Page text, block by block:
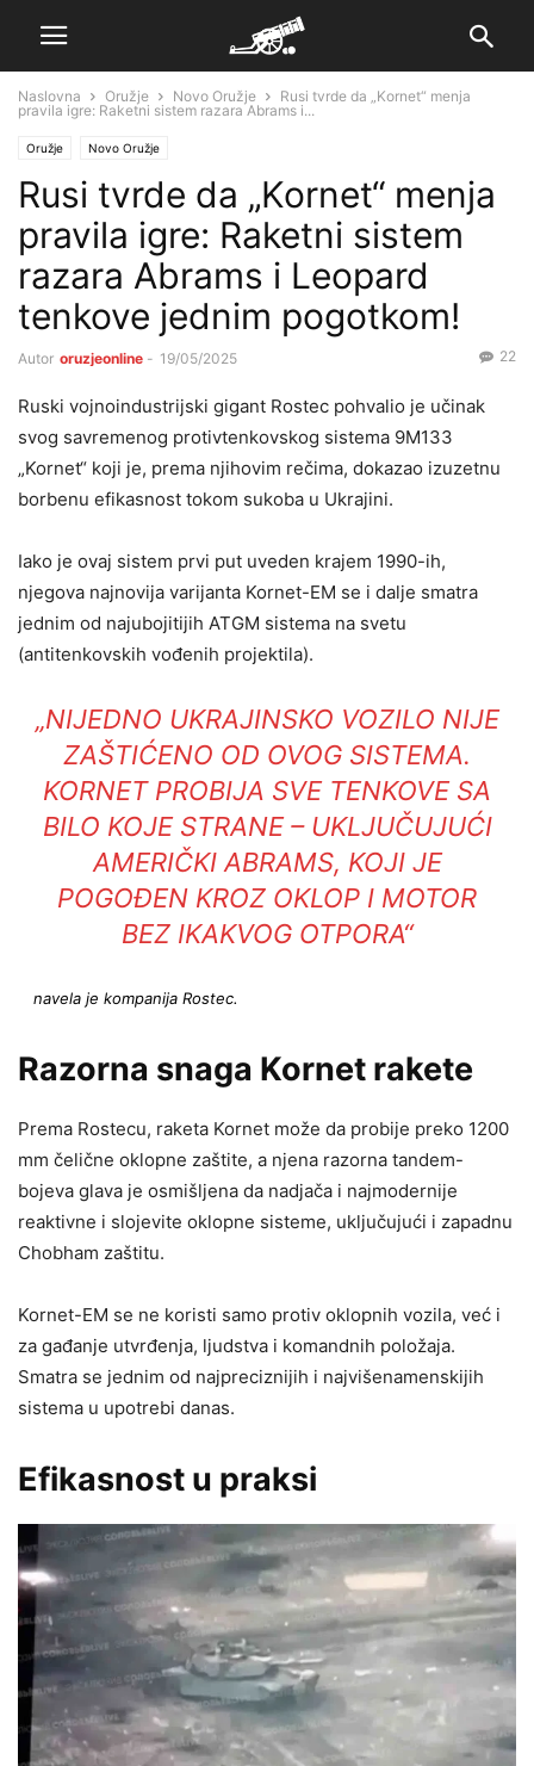
Naslovna Oružje Novo Oružje
Rusi tvrde da „Kornet“ menja
pravila igre: Raketni sistem razara Abrams i...
Oružje Novo Oružje
Rusi tvrde da „Kornet“ menja
pravila igre: Raketni sistem
razara Abrams i Leopard
tenkove jednim pogotkom!
Autor oruzjeonline - 19/05/2025 22
Ruski vojnoindustrijski gigant Rostec pohvalio je učinak
svog savremenog protivtenkovskog sistema 9M133
„Kornet“ koji je, prema njihovim rečima, dokazao izuzetnu
borbenu efikasnost tokom sukoba u Ukrajini.
Iako je ovaj sistem prvi put uveden krajem 1990-ih,
njegova najnovija varijanta Kornet-EM se i dalje smatra
jednim od najubojitijih ATGM sistema na svetu
(antitenkovskih vođenih projektila).
„NIJEDNO UKRAJINSKO VOZILO NIJE
ZAŠTIĆENO OD OVOG SISTEMA.
KORNET PROBIJA SVE TENKOVE SA
BILO KOJE STRANE – UKLJUČUJUĆI
AMERIČKI ABRAMS, KOJI JE
POGOĐEN KROZ OKLOP I MOTOR
BEZ IKAKVOG OTPORA“
navela je kompanija Rostec.
Razorna snaga Kornet rakete
Prema Rostecu, raketa Kornet može da probije preko 1200
mm čelične oklopne zaštite, a njena razorna tandem-
bojeva glava je osmišljena da nadjača i najmodernije
reaktivne i slojevite oklopne sisteme, uključujući i zapadnu
Chobham zaštitu.
Kornet-EM se ne koristi samo protiv oklopnih vozila, već i
za gađanje utvrđenja, ljudstva i komandnih položaja.
Smatra se jednim od najpreciznijih i najvišenamenskijih
sistema u upotrebi danas.
Efikasnost u praksi